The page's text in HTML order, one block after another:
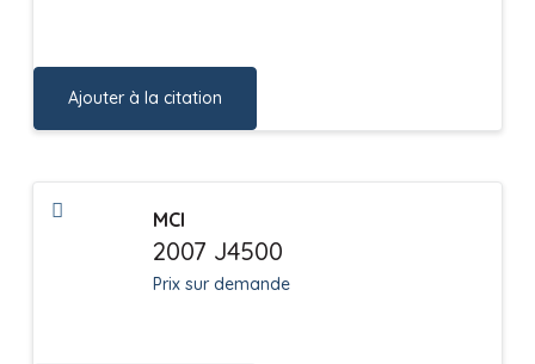
Ajouter à la citation
MCI
2007 J4500
Prix sur demande